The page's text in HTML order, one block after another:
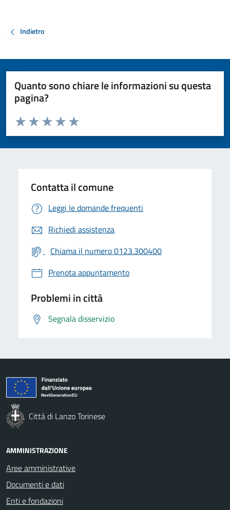
Indietro
Quanto sono chiare le informazioni su questa
pagina?
Valuta da 1 a 5 stelle la pagina
Valuta 5 stelle su 5
Valuta 4 stelle su 5
Valuta 3 stelle su 5
Valuta 2 stelle su 5
Valuta 1 stelle su 5
Contatta il comune
Leggi le domande frequenti
Richiedi assistenza
Chiama il numero 0123.300400
Prenota appuntamento
Problemi in città
Segnala disservizio
Città di Lanzo Torinese
AMMINISTRAZIONE
Aree amministrative
Documenti e dati
Enti e fondazioni